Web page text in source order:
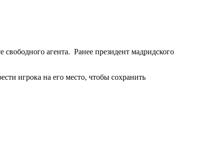
агента. Ранее президент мадридского
игрока на его место, чтобы сохранить